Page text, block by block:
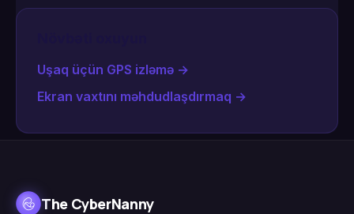
Uşaq üçün GPS izləmə →
Ekran vaxtını məhdudlaşdırmaq →
The CyberNanny